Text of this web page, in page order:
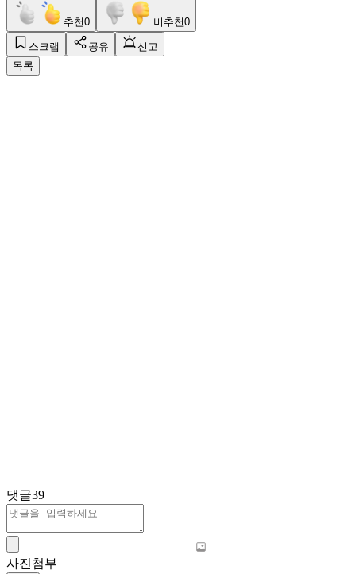
추천0 비추천0
스크랩 공유
신고
목록
댓글39
사진첨부